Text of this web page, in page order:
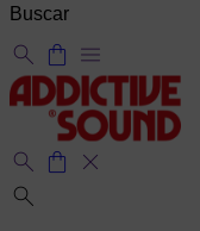
search shopping_bag menu
search shopping_bag close
search